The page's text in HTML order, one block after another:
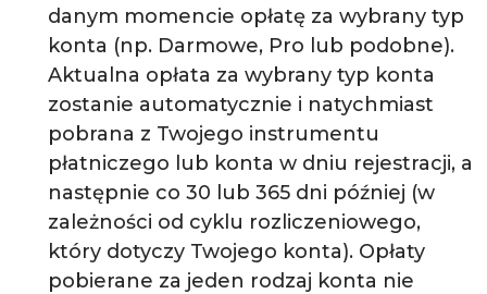
danym momencie opłatę za wybrany typ
konta (np. Darmowe, Pro lub podobne).
Aktualna opłata za wybrany typ konta
zostanie automatycznie i natychmiast
pobrana z Twojego instrumentu
płatniczego lub konta w dniu rejestracji, a
następnie co 30 lub 365 dni później (w
zależności od cyklu rozliczeniowego,
który dotyczy Twojego konta). Opłaty
pobierane za jeden rodzaj konta nie